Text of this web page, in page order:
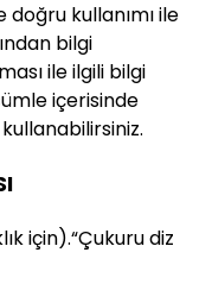
doğru kullanımı ile
bilgi
ile ilgili bilgi
içerisinde
için).“Çukuru diz